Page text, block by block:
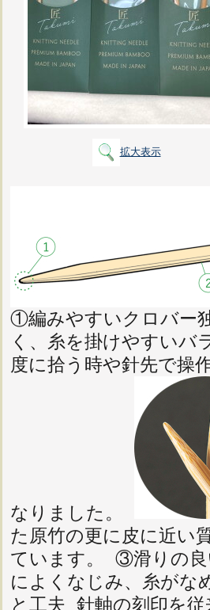
拡大表示
①編みやすいクロバー
く、糸を掛けやすいバ
度に拾う時や針先で操
なりました。
た原竹の更に皮に近い
ています。 ③滑りの良
によくなじみ、糸が
と工夫 針軸の刻印を